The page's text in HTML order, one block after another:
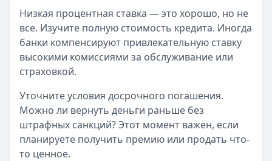
Низкая процентная ставка — это хорошо, но не
все. Изучите полную стоимость кредита. Иногда
банки компенсируют привлекательную ставку
высокими комиссиями за обслуживание или
страховкой.
Уточните условия досрочного погашения.
Можно ли вернуть деньги раньше без
штрафных санкций? Этот момент важен, если
планируете получить премию или продать что-
то ценное.